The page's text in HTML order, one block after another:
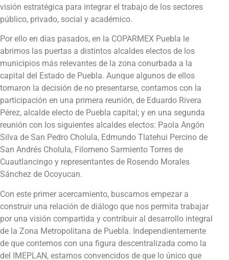
visión estratégica para integrar el trabajo de los sectores
público, privado, social y académico.
Por ello en días pasados, en la COPARMEX Puebla le
abrimos las puertas a distintos alcaldes electos de los
municipios más relevantes de la zona conurbada a la
capital del Estado de Puebla. Aunque algunos de ellos
tomaron la decisión de no presentarse, contamos con la
participación en una primera reunión, de Eduardo Rivera
Pérez, alcalde electo de Puebla capital; y en una segunda
reunión con los siguientes alcaldes electos: Paola Angón
Silva de San Pedro Cholula, Edmundo Tlatehui Percino de
San Andrés Cholula, Filomeno Sarmiento Torres de
Cuautlancingo y representantes de Rosendo Morales
Sánchez de Ocoyucan.
Con este primer acercamiento, buscamos empezar a
construir una relación de diálogo que nos permita trabajar
por una visión compartida y contribuir al desarrollo integral
de la Zona Metropolitana de Puebla. Independientemente
de que contemos con una figura descentralizada como la
del IMEPLAN, estamos convencidos de que lo único que